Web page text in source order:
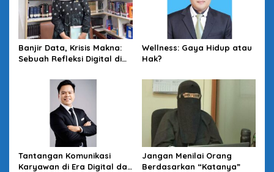
Banjir Data, Krisis Makna:
Sebuah Refleksi Digital di
Wellness: Gaya Hidup atau
Hak?
Tantangan Komunikasi
Karyawan di Era Digital dan
Jangan Menilai Orang
Berdasarkan “Katanya”